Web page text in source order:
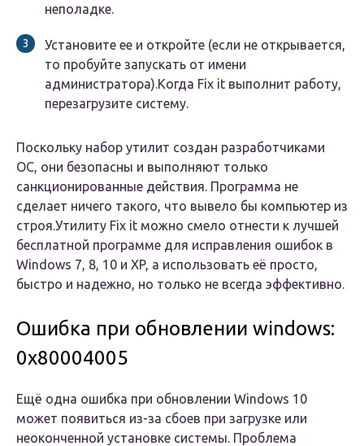
неполадке.
Установите ее и откройте (если не открывается,
то пробуйте запускать от имени
администратора).Когда Fix it выполнит работу,
перезагрузите систему.
Поскольку набор утилит создан разработчиками
ОС, они безопасны и выполняют только
санкционированные действия. Программа не
сделает ничего такого, что вывело бы компьютер из
строя.Утилиту Fix it можно смело отнести к лучшей
бесплатной программе для исправления ошибок в
Windows 7, 8, 10 и XP, а использовать её просто,
быстро и надежно, но только не всегда эффективно.
Ошибка при обновлении windows:
0x80004005
Ещё одна ошибка при обновлении Windows 10
может появиться из-за сбоев при загрузке или
неоконченной установке системы. Проблема